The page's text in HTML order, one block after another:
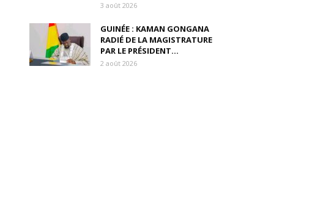
3 août 2026
GUINÉE : KAMAN GONGANA
RADIÉ DE LA MAGISTRATURE
PAR LE PRÉSIDENT...
2 août 2026